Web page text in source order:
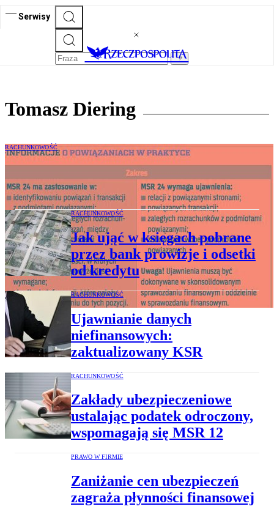
Serwisy
Tomasz Diering
RACHUNKOWOŚĆ
Warunki rynkowe a Międzynarodowe
standardy rachunkowości 24
RACHUNKOWOŚĆ
Jak ująć w księgach pobrane
przez bank prowizje i odsetki
od kredytu
RACHUNKOWOŚĆ
Ujawnianie danych
niefinansowych:
zaktualizowany KSR
RACHUNKOWOŚĆ
Zakłady ubezpieczeniowe
ustalając podatek odroczony,
wspomagają się MSR 12
PRAWO W FIRMIE
Zaniżanie cen ubezpieczeń
zagraża płynności finansowej